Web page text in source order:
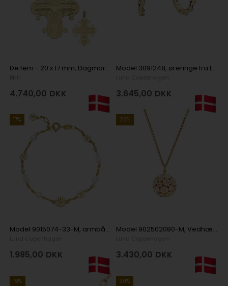
De fem - 20 x 17 mm, Dagmarkors vedhæng fra BNH i sølv
4.740,00 DKK
Model 3091248, øreringe fra Lund Copenhagen i 8 karat guld, 333
3.645,00 DKK
17%
Model 9015074-33-M, armbånd 24 kt. Forgyldt fra Lund Copenhagen i 925 sterling sølv
1.985,00 DKK
22%
Model 902502080-M, Vedhæng 24 kt forgyldt med hvid emalje fra Lund Copenhagen i 925 sterling sølv
3.430,00 DKK
19% 30%